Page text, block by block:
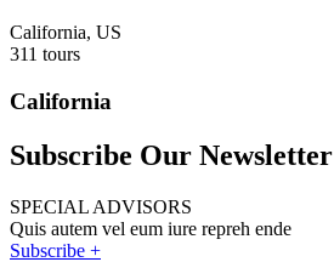
California, US
311 tours
California
Subscribe Our Newsletter
SPECIAL ADVISORS
Quis autem vel eum iure repreh ende
Subscribe +